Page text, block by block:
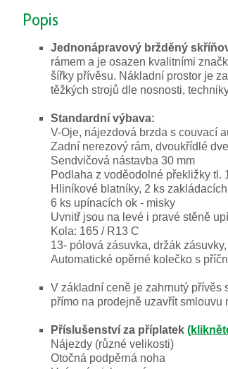
Popis
Jednonápravový bržděný
rámem a je osazen kvalitními
šířky přívěsu. Nákladní prostor je
těžkých strojů dle nosnosti,
Standardní výbava:
V-Oje, nájezdová brzda s couvací
Zadní nerezový rám, dvoukřídlé
Sendvičová nástavba 30 mm
Podlaha z voděodolné překližky tl.
Hliníkové blatníky, 2 ks
6 ks upínacích ok - misky
Uvnitř jsou na levé i pravé stěně
Kola: 165 / R13 C
13- pólová zásuvka, držák
Automatické opěrné kolečko s
V základní ceně je zahrnutý přívěs
přímo na prodejně uzavřít
Příslušenství za příplatek
Nájezdy (různé velikosti)
Otočná podpěrná noha